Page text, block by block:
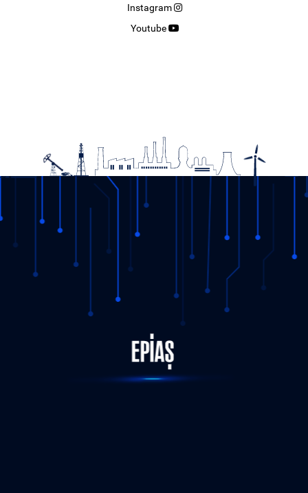
Instagram
Youtube